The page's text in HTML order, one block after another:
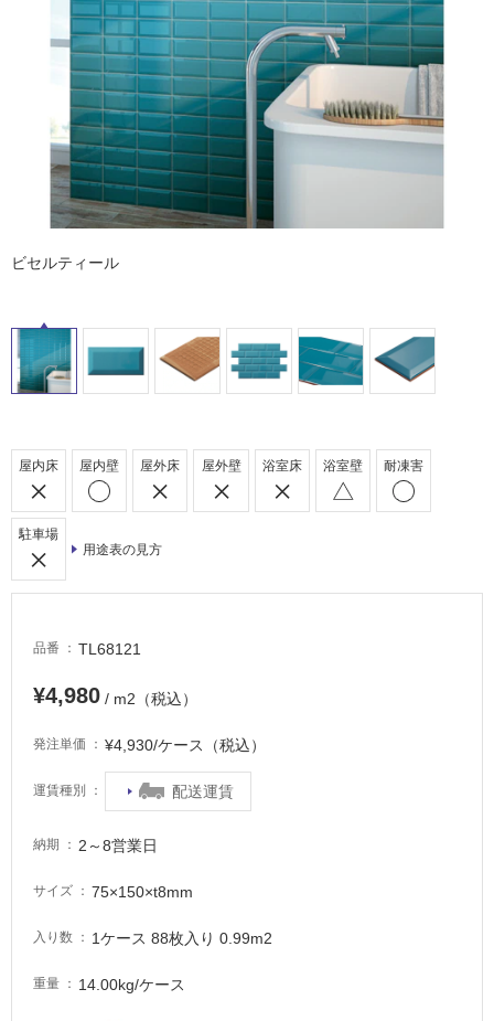
ロートアイアン 天然石・石材
メンテナンス・施工材 新商品
お役立ち情報 住まいのスタイリング
アイデア
ミラタップチャンネル
オンライン相談
ビセルティール
屋内床 屋内壁 屋外床 屋外壁 浴室床 浴室壁 耐凍害
駐車場
用途表の見方
品番 TL68121
¥4,980 / m2（税込）
発注単価 ¥4,930/ケース（税込）
運賃種別 配送運賃
納期 2～8営業日
サイズ 75×150×t8mm
入り数 1ケース 88枚入り 0.99m2
重量 14.00kg/ケース
床・
浴
床・
駐
車
非
常
に
し
て
注
が
適
て